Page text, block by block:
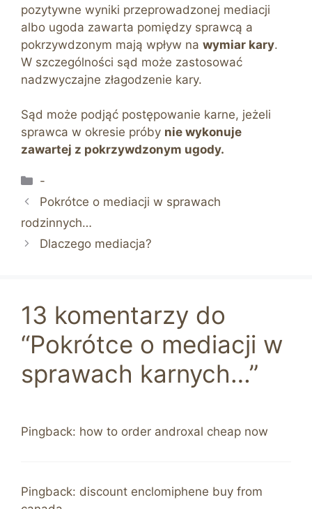
pozytywne wyniki przeprowadzonej mediacji
albo ugoda zawarta pomiędzy sprawcą a
pokrzywdzonym mają wpływ na wymiar kary.
W szczególności sąd może zastosować
nadzwyczajne złagodzenie kary.
Sąd może podjąć postępowanie karne, jeżeli
sprawca w okresie próby nie wykonuje
zawartej z pokrzywdzonym ugody.
Kategorie
-
Pokrótce o mediacji w sprawach
rodzinnych…
Dlaczego mediacja?
13 komentarzy do
“Pokrótce o mediacji w
sprawach karnych…”
Pingback: how to order androxal cheap now
Pingback: discount enclomiphene buy from